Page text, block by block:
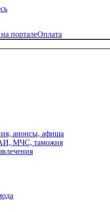
порталеОплата
анонсы, афиша
МЧС, таможня